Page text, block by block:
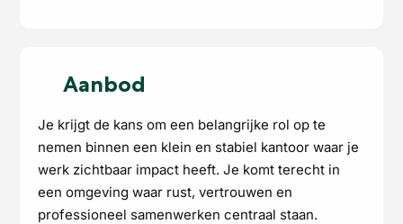
Aanbod
Je krijgt de kans om een belangrijke rol op te
nemen binnen een klein en stabiel kantoor waar je
werk zichtbaar impact heeft. Je komt terecht in
een omgeving waar rust, vertrouwen en
professioneel samenwerken centraal staan.